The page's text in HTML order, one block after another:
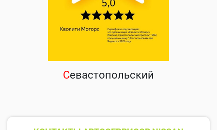
Севастопольский